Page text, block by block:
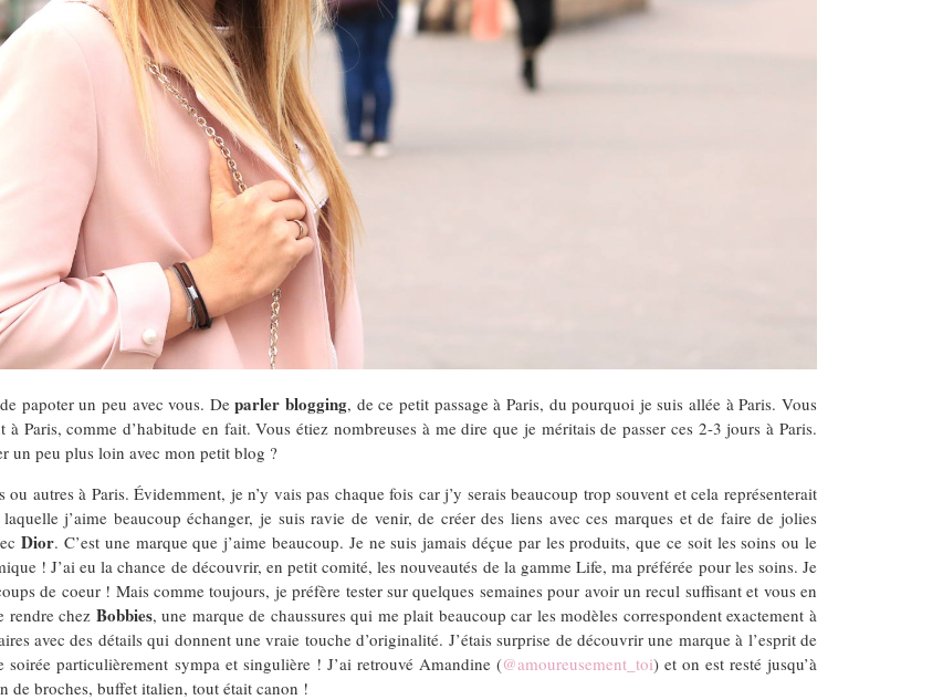
papoter un peu avec vous. Deparler blogging, de ce petit passage à Paris, du pourquoi je suis allée à Paris. Vous
Paris, comme d’habitude en fait. Vous étiez nombreuses à me dire que je méritais de passer ces 2-3 jours à Paris.
un peu plus loin avec mon petit blog ?
autres à Paris. Évidemment, je n’y vais pas chaque fois car j’y serais beaucoup trop souvent et cela représenterait
j’aime beaucoup échanger, je suis ravie de venir, de créer des liens avec ces marques et de faire de jolies
Dior. C’est une marque que j’aime beaucoup. Je ne suis jamais déçue par les produits, que ce soit les soins ou le
! J’ai eu la chance de découvrir, en petit comité, les nouveautés de la gamme Life, ma préférée pour les soins. Je
de coeur ! Mais comme toujours, je préfère tester sur quelques semaines pour avoir un recul suffisant et vous en
rendre chez Bobbies, une marque de chaussures qui me plait beaucoup car les modèles correspondent exactement à
avec des détails qui donnent une vraie touche d’originalité. J’étais surprise de découvrir une marque à l’esprit de
particulièrement sympa et singulière ! J’ai retrouvé Amandine (@amoureusement_toi) et on est resté jusqu’à
de broches, buffet italien, tout était canon !